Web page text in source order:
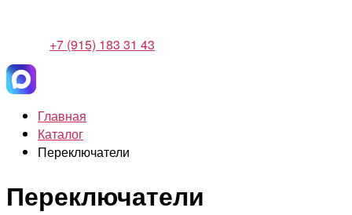
+7 (915) 183 31 43
Главная
Каталог
Переключатели
Переключатели